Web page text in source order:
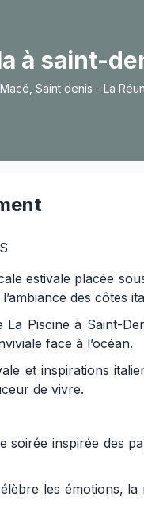
à saint-
Saint denis - La
estivale placée
des côtes
La Piscine à Saint-
face à l’océan.
et inspirations
de vivre.
soirée inspirée des
les émotions,